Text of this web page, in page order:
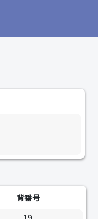
背番号